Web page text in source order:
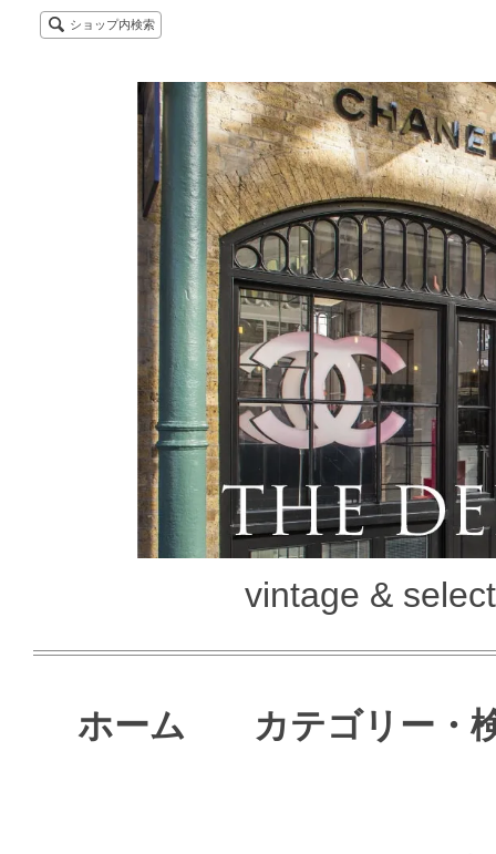
ショップ内検索
vintage &
ホーム カテゴリー・